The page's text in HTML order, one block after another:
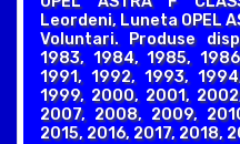
Leordeni, Luneta OPEL
Voluntari. Produse
1983, 1984, 1985,
1991, 1992, 1993,
1999, 2000, 2001,
2007, 2008, 2009,
2015, 2016, 2017, 2018,